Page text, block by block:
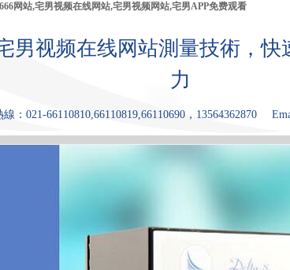
网站,宅男视频在线网站,宅男视频网站,宅男APP免费观看
男视频在线网站測量技術，
力
線：021-66110810,66110819,66110690，13564362870
張力儀 宅男视频网 宅男APP免费 原理和優點 應用